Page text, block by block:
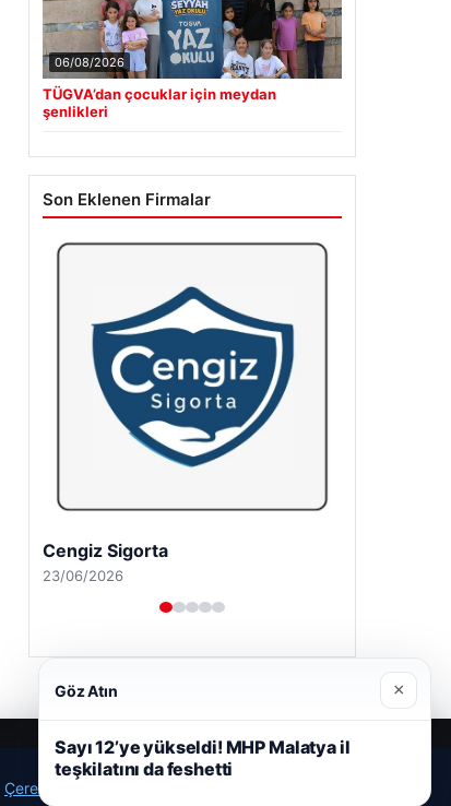
06/08/2026
TÜGVA’dan çocuklar için meydan
şenlikleri
Son Eklenen Firmalar
Cengiz Sigorta
23/06/2026
Çerez Politikamız
Göz Atın ×
Sayı 12’ye yükseldi! MHP Malatya il
teşkilatını da feshetti